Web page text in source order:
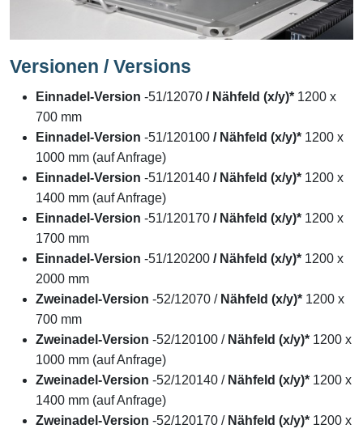
Versionen / Versions
Einnadel-Version -51/12070 / Nähfeld (x/y)* 1200 x
700 mm
Einnadel-Version -51/120100 / Nähfeld (x/y)* 1200 x
1000 mm (auf Anfrage)
Einnadel-Version -51/120140 / Nähfeld (x/y)* 1200 x
1400 mm (auf Anfrage)
Einnadel-Version -51/120170 / Nähfeld (x/y)* 1200 x
1700 mm
Einnadel-Version -51/120200 / Nähfeld (x/y)* 1200 x
2000 mm
Zweinadel-Version -52/12070 / Nähfeld (x/y)* 1200 x
700 mm
Zweinadel-Version -52/120100 / Nähfeld (x/y)* 1200 x
1000 mm (auf Anfrage)
Zweinadel-Version -52/120140 / Nähfeld (x/y)* 1200 x
1400 mm (auf Anfrage)
Zweinadel-Version -52/120170 / Nähfeld (x/y)* 1200 x